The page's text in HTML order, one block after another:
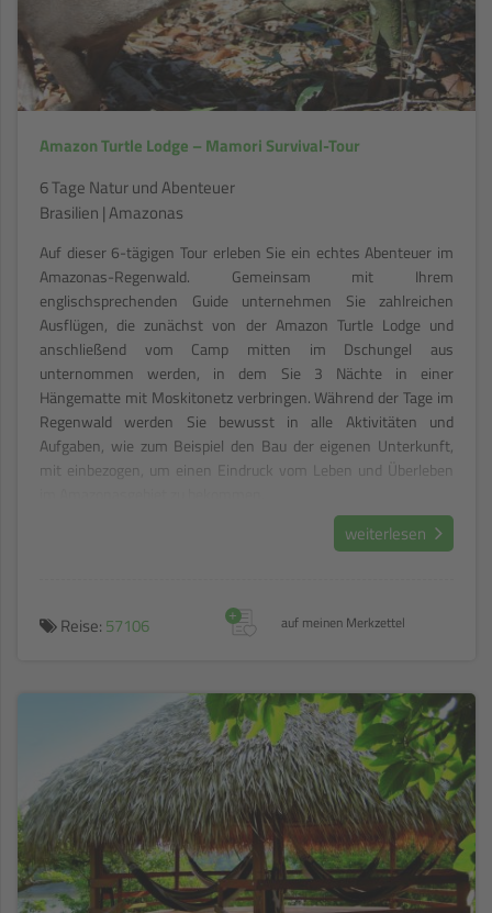
Amazon Turtle Lodge – Mamori Survival-Tour
6 Tage Natur und Abenteuer
Brasilien | Amazonas
Auf dieser 6-tägigen Tour erleben Sie ein echtes Abenteuer im
Amazonas-Regenwald. Gemeinsam mit Ihrem
englischsprechenden Guide unternehmen Sie zahlreichen
Ausflügen, die zunächst von der Amazon Turtle Lodge und
anschließend vom Camp mitten im Dschungel aus
unternommen werden, in dem Sie 3 Nächte in einer
Hängematte mit Moskitonetz verbringen. Während der Tage im
Regenwald werden Sie bewusst in alle Aktivitäten und
Aufgaben, wie zum Beispiel den Bau der eigenen Unterkunft,
mit einbezogen, um einen Eindruck vom Leben und Überleben
weiterlesen
Reise: 57106 auf meinen Merkzettel
+